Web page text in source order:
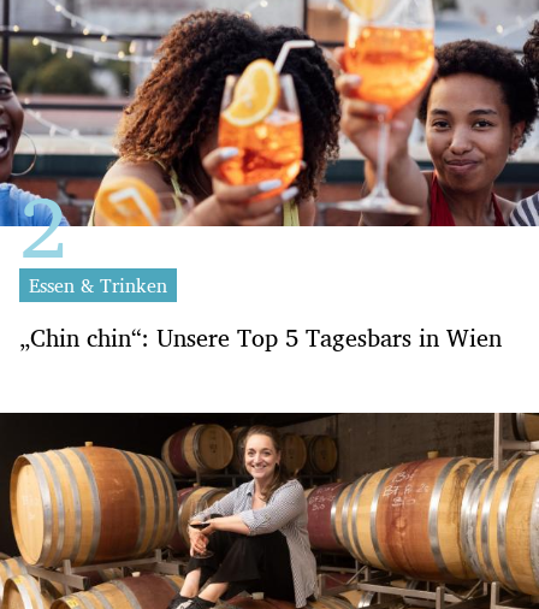
Essen & Trinken
„Chin chin“: Unsere Top 5 Tagesbars in Wien